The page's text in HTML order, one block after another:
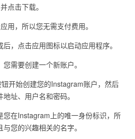
点击下载。
，所以您无需支付费用。
点击应用图标以启动应用程序。
需要创建一个新账户。
开始创建您的Instagram账户，然后
址、用户名和密码。
在Instagram上的唯一身份标识，所
您的兴趣相关的名字。